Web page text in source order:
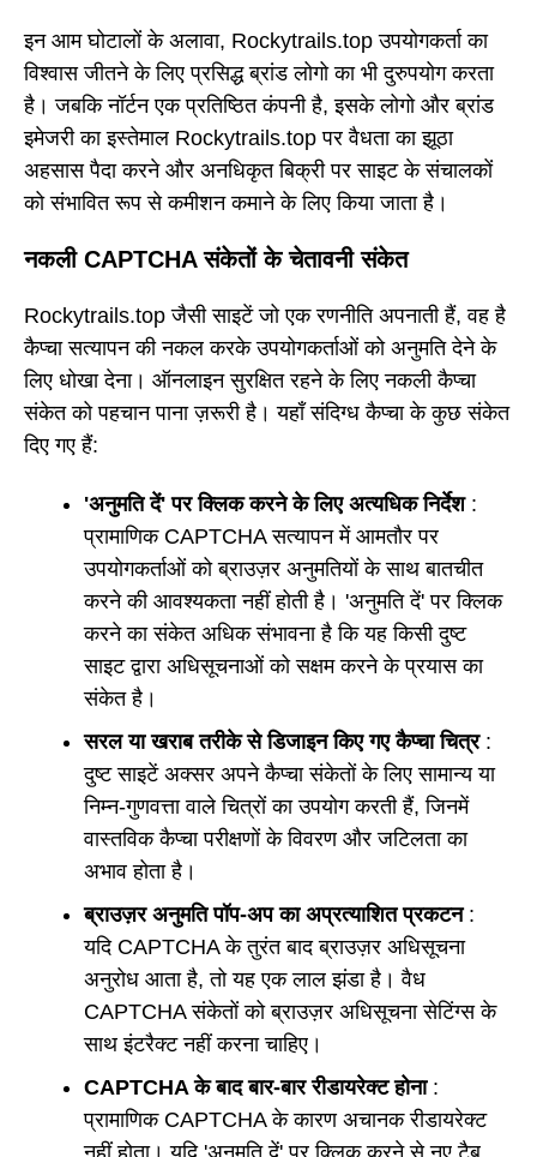
इन आम घोटालों के अलावा, Rockytrails.top उपयोगकर्ता का
विश्वास जीतने के लिए प्रसिद्ध ब्रांड लोगो का भी दुरुपयोग करता
है। जबकि नॉर्टन एक प्रतिष्ठित कंपनी है, इसके लोगो और ब्रांड
इमेजरी का इस्तेमाल Rockytrails.top पर वैधता का झूठा
अहसास पैदा करने और अनधिकृत बिक्री पर साइट के संचालकों
को संभावित रूप से कमीशन कमाने के लिए किया जाता है।
नकली CAPTCHA संकेतों के चेतावनी संकेत
Rockytrails.top जैसी साइटें जो एक रणनीति अपनाती हैं, वह है
कैप्चा सत्यापन की नकल करके उपयोगकर्ताओं को अनुमति देने के
लिए धोखा देना। ऑनलाइन सुरक्षित रहने के लिए नकली कैप्चा
संकेत को पहचान पाना ज़रूरी है। यहाँ संदिग्ध कैप्चा के कुछ संकेत
दिए गए हैं:
'अनुमति दें' पर क्लिक करने के लिए अत्यधिक निर्देश:
प्रामाणिक CAPTCHA सत्यापन में आमतौर पर
उपयोगकर्ताओं को ब्राउज़र अनुमतियों के साथ बातचीत
करने की आवश्यकता नहीं होती है। 'अनुमति दें' पर क्लिक
करने का संकेत अधिक संभावना है कि यह किसी दुष्ट
साइट द्वारा अधिसूचनाओं को सक्षम करने के प्रयास का
संकेत है।
सरल या खराब तरीके से डिजाइन किए गए कैप्चा चित्र:
दुष्ट साइटें अक्सर अपने कैप्चा संकेतों के लिए सामान्य या
निम्न-गुणवत्ता वाले चित्रों का उपयोग करती हैं, जिनमें
वास्तविक कैप्चा परीक्षणों के विवरण और जटिलता का
अभाव होता है।
ब्राउज़र अनुमति पॉप-अप का अप्रत्याशित प्रकटन:
यदि CAPTCHA के तुरंत बाद ब्राउज़र अधिसूचना
अनुरोध आता है, तो यह एक लाल झंडा है। वैध
CAPTCHA संकेतों को ब्राउज़र अधिसूचना सेटिंग्स के
साथ इंटरैक्ट नहीं करना चाहिए।
CAPTCHA के बाद बार-बार रीडायरेक्ट होना:
प्रामाणिक CAPTCHA के कारण अचानक रीडायरेक्ट
नहीं होता। यदि 'अनुमति दें' पर क्लिक करने से नए टैब